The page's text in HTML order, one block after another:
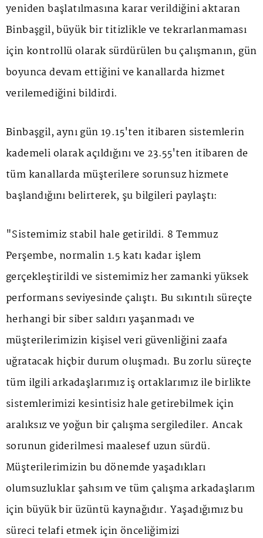
yeniden başlatılmasına karar verildiğini aktaran
Binbaşgil, büyük bir titizlikle ve tekrarlanmaması
için kontrollü olarak sürdürülen bu çalışmanın, gün
boyunca devam ettiğini ve kanallarda hizmet
verilemediğini bildirdi.
Binbaşgil, aynı gün 19.15'ten itibaren sistemlerin
kademeli olarak açıldığını ve 23.55'ten itibaren de
tüm kanallarda müşterilere sorunsuz hizmete
başlandığını belirterek, şu bilgileri paylaştı:
"Sistemimiz stabil hale getirildi. 8 Temmuz
Perşembe, normalin 1.5 katı kadar işlem
gerçekleştirildi ve sistemimiz her zamanki yüksek
performans seviyesinde çalıştı. Bu sıkıntılı süreçte
herhangi bir siber saldırı yaşanmadı ve
müşterilerimizin kişisel veri güvenliğini zaafa
uğratacak hiçbir durum oluşmadı. Bu zorlu süreçte
tüm ilgili arkadaşlarımız iş ortaklarımız ile birlikte
sistemlerimizi kesintisiz hale getirebilmek için
aralıksız ve yoğun bir çalışma sergilediler. Ancak
sorunun giderilmesi maalesef uzun sürdü.
Müşterilerimizin bu dönemde yaşadıkları
olumsuzluklar şahsım ve tüm çalışma arkadaşlarım
için büyük bir üzüntü kaynağıdır. Yaşadığımız bu
süreci telafi etmek için önceliğimizi